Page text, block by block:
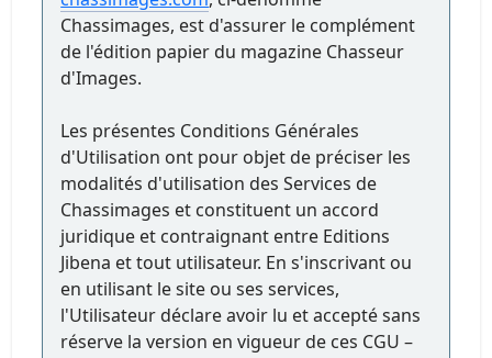
Chassimages, est d'assurer le complément
de l'édition papier du magazine Chasseur
d'Images.
Les présentes Conditions Générales
d'Utilisation ont pour objet de préciser les
modalités d'utilisation des Services de
Chassimages et constituent un accord
juridique et contraignant entre Editions
Jibena et tout utilisateur. En s'inscrivant ou
en utilisant le site ou ses services,
l'Utilisateur déclare avoir lu et accepté sans
réserve la version en vigueur de ces CGU –